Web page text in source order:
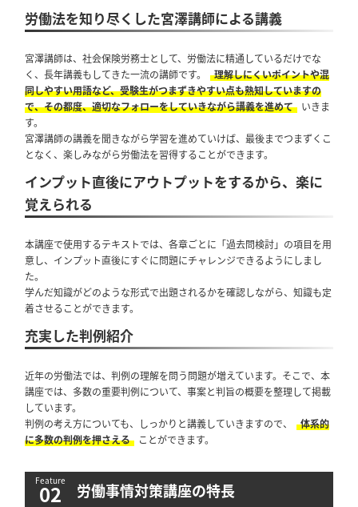
労働法を知り尽くした宮澤講師による講義
宮澤講師は、社会保険労務士として、労働法に精通しているだけでな
く、長年講義もしてきた一流の講師です。
理解しにくいポイントや混
同しやすい用語など、受験生がつまずきやすい点も熟知していますの
で、その都度、適切なフォローをしていきながら講義を進めて
いきま
す。
宮澤講師の講義を聞きながら学習を進めていけば、最後までつまずくこ
となく、楽しみながら労働法を習得することができます。
インプット直後にアウトプットをするから、楽に
覚えられる
本講座で使用するテキストでは、各章ごとに「過去問検討」の項目を用
意し、インプット直後にすぐに問題にチャレンジできるようにしまし
た。
学んだ知識がどのような形式で出題されるかを確認しながら、知識も定
着させることができます。
充実した判例紹介
近年の労働法では、判例の理解を問う問題が増えています。そこで、本
講座では、多数の重要判例について、事案と判旨の概要を整理して掲載
しています。
判例の考え方についても、しっかりと講義していきますので、
体系的
に多数の判例を押さえる
ことができます。
労働事情対策講座の特長